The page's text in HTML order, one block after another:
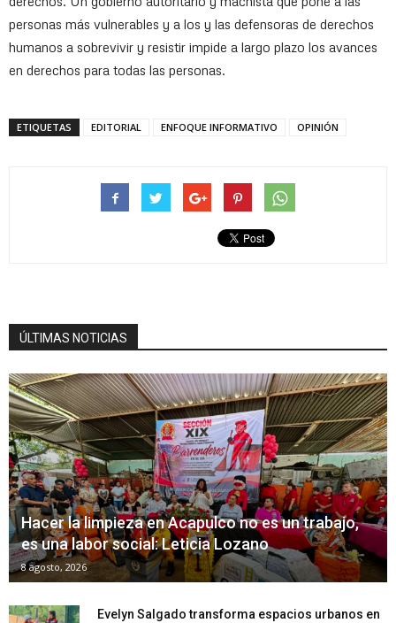
personas más vulnerables y a los y las defensoras de derechos
humanos a sobrevivir y resistir impide a largo plazo los avances
en derechos para todas las personas.
ETIQUETAS EDITORIAL ENFOQUE INFORMATIVO OPINIÓN
ÚLTIMAS NOTICIAS
Hacer la limpieza en Acapulco no es un trabajo,
es una labor social: Leticia Lozano
8 agosto, 2026
Evelyn Salgado transforma espacios urbanos en